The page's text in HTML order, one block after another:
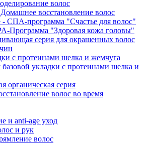
волос
восстановление волос
- СПА-программа "Счастье для волос"
Программа "Здоровая кожа головы"
серия для окрашенных волос
с протеинами шелка и жемчуга
укладки с протеинами шелка и
органическая серия
волос во время
и anti-age уход
и рук
волос